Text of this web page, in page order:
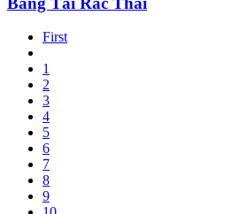
First
1
2
3
4
5
6
7
8
9